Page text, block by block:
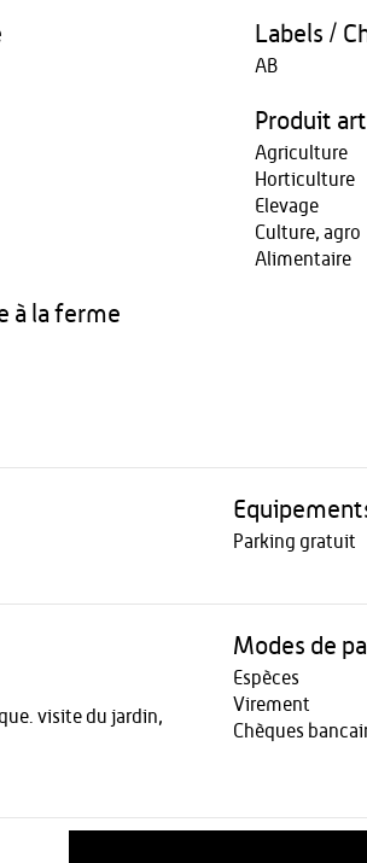
Labels /
AB
Produit
Agriculture
Horticulture
Elevage
Culture, agro
Alimentaire
à la ferme
Parking gratuit
visite du jardin,
Modes de
Espèces
Virement
Chèques